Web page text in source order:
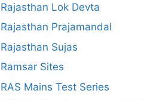
Rajasthan Lok Devta
Rajasthan Prajamandal
Rajasthan Sujas
Ramsar Sites
RAS Mains Test Series